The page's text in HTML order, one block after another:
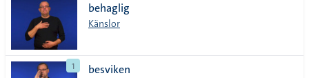
behaglig
Känslor
1 besviken